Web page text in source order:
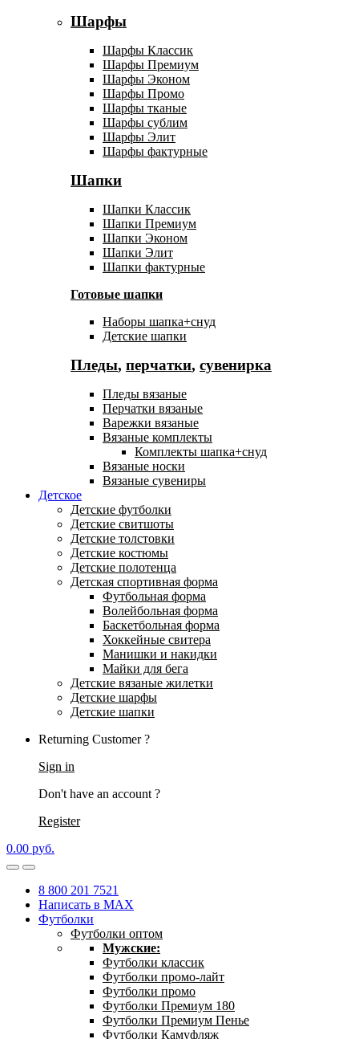
Шарфы
Шарфы Классик
Шарфы Премиум
Шарфы Эконом
Шарфы Промо
Шарфы тканые
Шарфы сублим
Шарфы Элит
Шарфы фактурные
Шапки
Шапки Классик
Шапки Премиум
Шапки Эконом
Шапки Элит
Шапки фактурные
Готовые шапки
Наборы шапка+снуд
Детские шапки
Пледы, перчатки, сувенирка
Пледы вязаные
Перчатки вязаные
Варежки вязаные
Вязаные комплекты
Комплекты шапка+снуд
Вязаные носки
Вязаные сувениры
Детское
Детские футболки
Детские свитшоты
Детские толстовки
Детские костюмы
Детские полотенца
Детская спортивная форма
Футбольная форма
Волейбольная форма
Баскетбольная форма
Хоккейные свитера
Манишки и накидки
Майки для бега
Детские вязаные жилетки
Детские шарфы
Детские шапки
Returning Customer ?
Sign in
Don't have an account ?
Register
0.00 руб.
8 800 201 7521
Написать в MAX
Футболки
Футболки оптом
Мужские:
Футболки классик
Футболки промо-лайт
Футболки промо
Футболки Премиум 180
Футболки Премиум Пенье
Футболки Камуфляж